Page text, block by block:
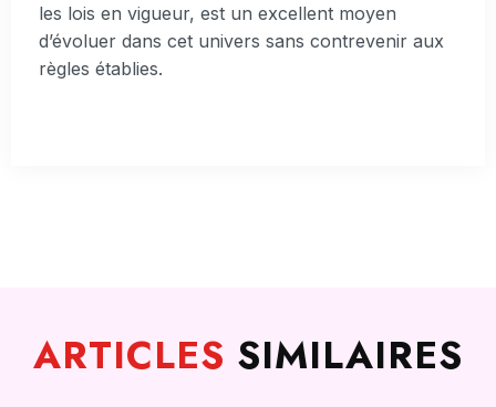
les lois en vigueur, est un excellent moyen
d’évoluer dans cet univers sans contrevenir aux
règles établies.
ARTICLES SIMILAIRES